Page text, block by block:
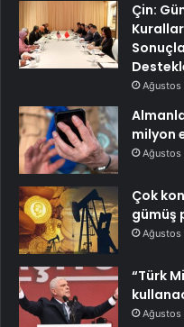
Çin:
Ağustos
milyon
Ağustos
Çok
gümüş
Ağustos
“Türk
Ağustos